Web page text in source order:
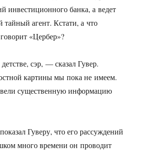
инвестиционного банка, а ведет
тайный агент. Кстати, а что
«Цербер»?
сэр, — сказал Гувер.
картины мы пока не имеем.
существенную информацию
Гуверу, что его рассуждений
много времени он проводит